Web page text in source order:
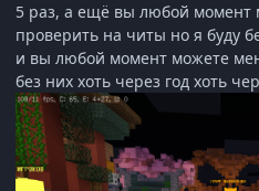
5 раз, а ещё вы любой момент
проверить на читы но я буду
и вы любой момент можете
без них хоть через год хоть